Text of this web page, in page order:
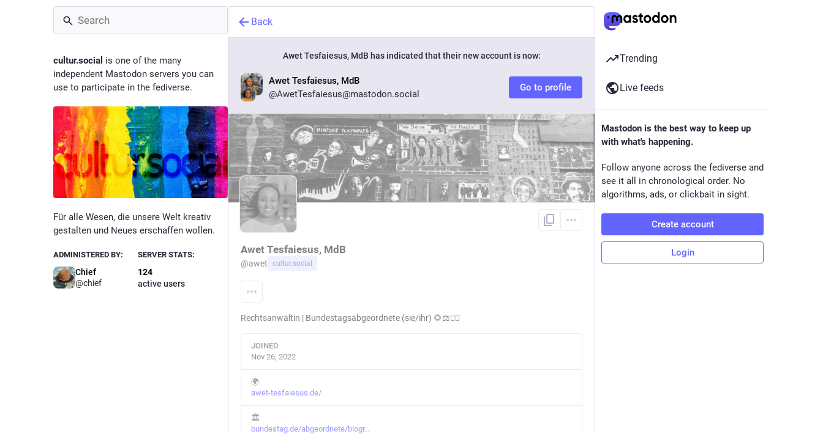
cultur.social is one of the many
independent Mastodon servers you can
use to participate in the fediverse.
Für alle Wesen, die unsere Welt kreativ
gestalten und Neues erschaffen wollen.
ADMINISTERED BY:
Chief
@chief
SERVER STATS:
124
active users
Back
Awet Tesfaiesus, MdB has indicated that their new account is now:
Awet Tesfaiesus, MdB
@AwetTesfaiesus@mastodon.social
Go to profile
Awet Tesfaiesus, MdB
@awet cultur.social
Rechtsanwältin | Bundestagsabgeordnete (sie/ihr) 🌻⚖️✊🏾
JOINED
Nov 26, 2022
🌍
awet-tesfaiesus.de/
🏛️
bundestag.de/abgeordnete/biogr
Trending
Live feeds
Mastodon is the best way to keep up
with what's happening.
Follow anyone across the fediverse and
see it all in chronological order. No
algorithms, ads, or clickbait in sight.
Create account
Login